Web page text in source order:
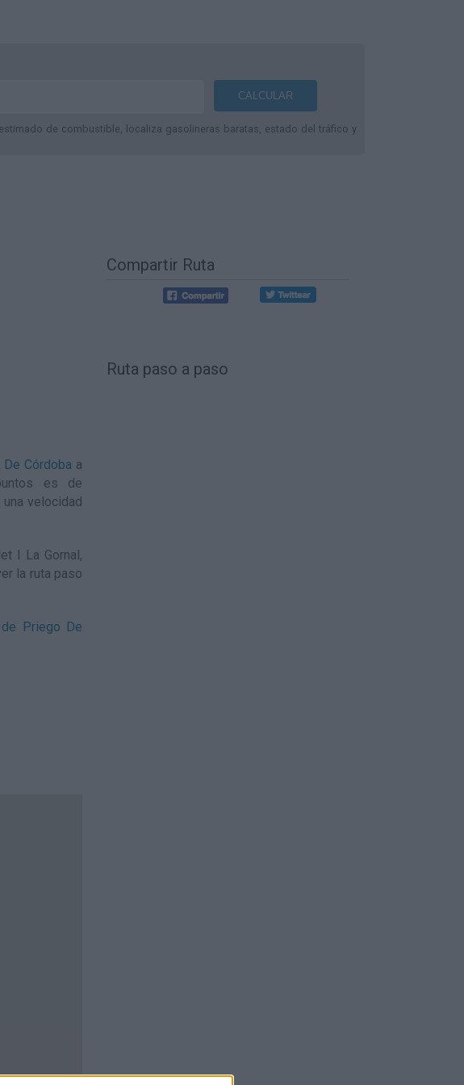
de combustible, localiza gasolineras baratas, estado del tráfico y
De Córdoba a
es de
velocidad
I La Gornal,
la ruta paso
Priego De
Compartir Ruta
Ruta paso a paso